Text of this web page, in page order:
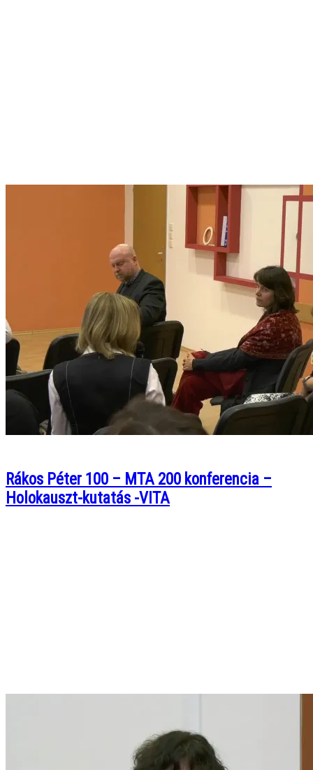
Rákos Péter 100 – MTA 200 konferencia –
Holokauszt-kutatás -VITA